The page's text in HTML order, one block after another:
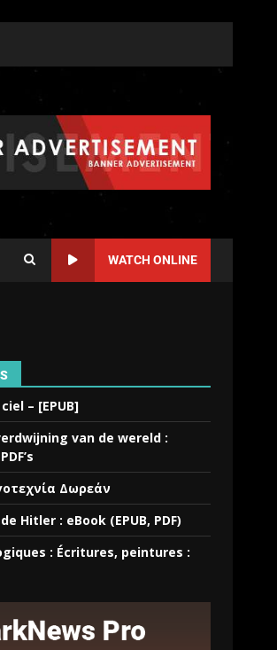
WATCH ONLINE
– [EPUB]
van de wereld :
Δωρεάν
Hitler : eBook (EPUB, PDF)
: Écritures, peintures :